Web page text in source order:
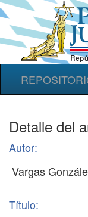
Detalle del
Autor:
Título: